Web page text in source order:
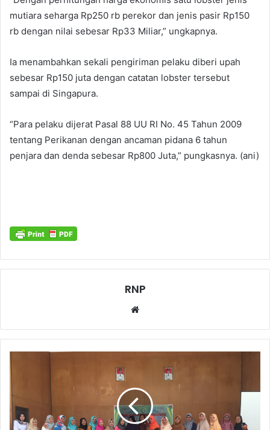
mutiara seharga Rp250 rb perekor dan jenis pasir Rp150
rb dengan nilai sebesar Rp33 Miliar,” ungkapnya.
Ia menambahkan sekali pengiriman pelaku diberi upah
sebesar Rp150 juta dengan catatan lobster tersebut
sampai di Singapura.
“Para pelaku dijerat Pasal 88 UU RI No. 45 Tahun 2009
tentang Perikanan dengan ancaman pidana 6 tahun
penjara dan denda sebesar Rp800 Juta,” pungkasnya. (ani)
RNP